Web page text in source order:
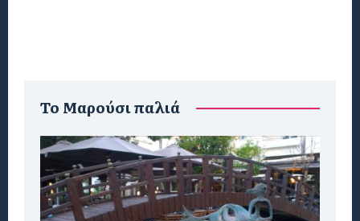
To Μαρούσι παλιά